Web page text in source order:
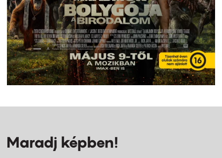
Maradj képben!